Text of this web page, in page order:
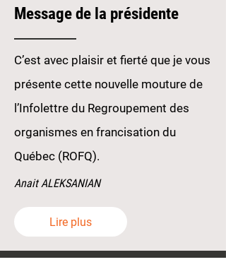
Message de la présidente
C’est avec plaisir et fierté que je vous
présente cette nouvelle mouture de
l’Infolettre du Regroupement des
organismes en francisation du
Québec (ROFQ).
Anait ALEKSANIAN
Lire plus